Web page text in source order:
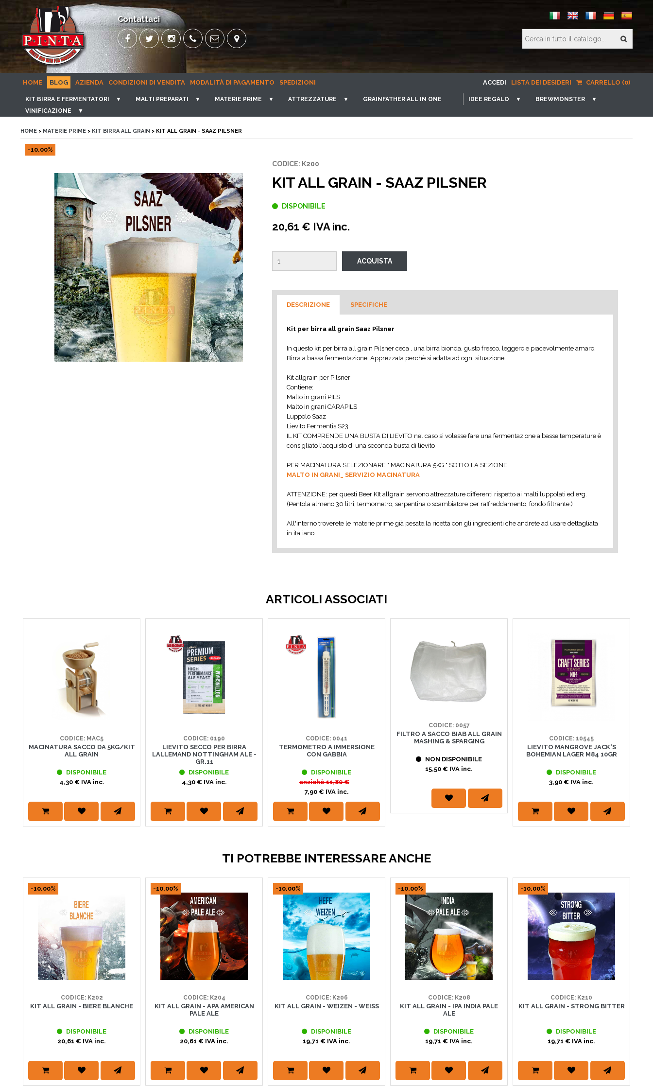
Contattaci
HOME BLOG AZIENDA CONDIZIONI DI VENDITA MODALITÀ DI PAGAMENTO SPEDIZIONI ACCEDI LISTA DEI DESIDERI CARRELLO (0)
KIT BIRRA E FERMENTATORI ▼ MALTI PREPARATI ▼ MATERIE PRIME ▼ ATTREZZATURE ▼ GRAINFATHER ALL IN ONE IDEE REGALO ▼ BREWMONSTER
▼
VINIFICAZIONE
▼
HOME > MATERIE PRIME > KIT BIRRA ALL GRAIN > KIT ALL GRAIN - SAAZ PILSNER
-10.00%
CODICE: K200
KIT ALL GRAIN - SAAZ PILSNER
DISPONIBILE
20,61 € IVA inc.
DESCRIZIONE SPECIFICHE
Kit per birra all grain Saaz Pilsner
In questo kit per birra all grain Pilsner ceca , una birra bionda, gusto fresco, leggero e piacevolmente amaro.
Birra a bassa fermentazione. Apprezzata perchè si adatta ad ogni situazione.
Kit allgrain per Pilsner
Contiene:
Malto in grani PILS
Malto in grani CARAPILS
Luppolo Saaz
Lievito Fermentis S23
IL KIT COMPRENDE UNA BUSTA DI LIEVITO nel caso si volesse fare una fermentazione a basse temperature è
consigliato l'acquisto di una seconda busta di lievito
PER MACINATURA SELEZIONARE " MACINATURA 5KG " SOTTO LA SEZIONE
MALTO IN GRANI_ SERVIZIO MACINATURA
ATTENZIONE: per questi Beer KIt allgrain servono attrezzature differenti rispetto ai malti luppolati ed e+g.
(Pentola almeno 30 litri, termometro, serpentina o scambiatore per raffreddamento, fondo filtrante.)
All'interno troverete le materie prime già pesate,la ricetta con gli ingredienti che andrete ad usare dettagliata
in italiano.
ARTICOLI ASSOCIATI
CODICE: MAC5
MACINATURA SACCO DA 5KG/KIT
ALL GRAIN
DISPONIBILE
4,30 € IVA inc.
CODICE: 0190
LIEVITO SECCO PER BIRRA
LALLEMAND NOTTINGHAM ALE -
GR.11
DISPONIBILE
4,30 € IVA inc.
CODICE: 0041
TERMOMETRO A IMMERSIONE
CON GABBIA
DISPONIBILE
anzichè11,80 €
7,90 € IVA inc.
CODICE: 0057
FILTRO A SACCO BIAB ALL GRAIN
MASHING & SPARGING
NON DISPONIBILE
15,50 € IVA inc.
CODICE: 10545
LIEVITO MANGROVE JACK'S
BOHEMIAN LAGER M84 10GR
DISPONIBILE
3,90 € IVA inc.
TI POTREBBE INTERESSARE ANCHE
-10.00%
CODICE: K202
KIT ALL GRAIN - BIERE BLANCHE
DISPONIBILE
20,61 € IVA inc.
-10.00%
CODICE: K204
KIT ALL GRAIN - APA AMERICAN
PALE ALE
DISPONIBILE
20,61 € IVA inc.
-10.00%
CODICE: K206
KIT ALL GRAIN - WEIZEN - WEISS
DISPONIBILE
19,71 € IVA inc.
-10.00%
CODICE: K208
KIT ALL GRAIN - IPA INDIA PALE
ALE
DISPONIBILE
19,71 € IVA inc.
-10.00%
CODICE: K210
KIT ALL GRAIN - STRONG BITTER
DISPONIBILE
19,71 € IVA inc.